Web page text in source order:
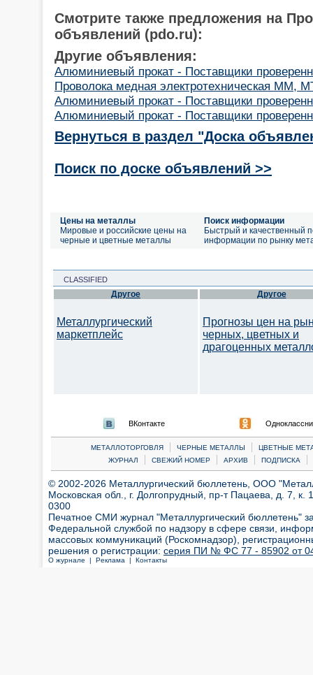
Смотрите также предложения на
объявлений (pdo.ru):
Другие объявления:
Алюминиевый прокат - Поставщики
Проволока медная электротехническая ММ,
Алюминиевый прокат - Поставщики
Алюминиевый прокат - Поставщики
Вернуться в раздел "Доска
Поиск по доске объявлений >>
Цены на металлы
Мировые и российские цены на
черные и цветные металлы
Поиск информации
Быстрый и качественный
информации по рынку
CLASSIFIED
Другое
Металлургический
маркетплейс
Другое
Прогнозы цен на
черных, цветных и
драгоценных
ВКонтакте
МЕТАЛЛОТОРГОВЛЯ | ЧЕРНЫЕ МЕТАЛЛЫ |
ЦВЕТНЫЕ
ЖУРНАЛ
| СВЕЖИЙ НОМЕР | АРХИВ | ПОДПИСКА |
© 2002-2026 Металлургический бюллетень, ООО
Московская обл., г. Долгопрудный, пр-т Пацаева, д. 7,
0300
Печатное СМИ журнал "Металлургический бюллетень"
Федеральной службой по надзору в сфере связи,
массовых коммуникаций (Роскомнадзор),
решения о регистрации: серия ПИ № ФС 77 - 85902 от 04
О журнале | Реклама | Контакты